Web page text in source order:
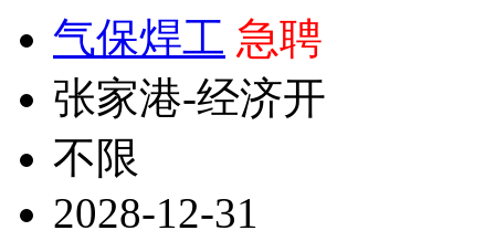
气保焊工 急聘
张家港-经济开
不限
2028-12-31